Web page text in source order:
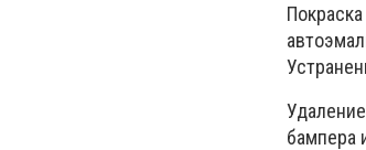
бампера